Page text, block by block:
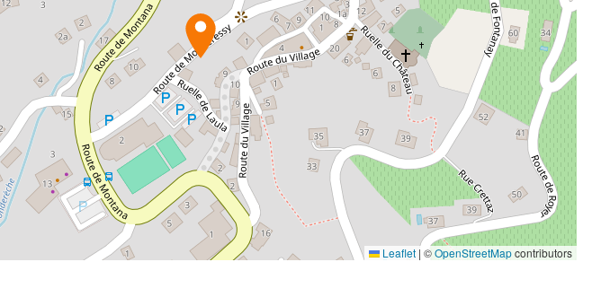
Leaflet | ©OpenStreetMapcontributors